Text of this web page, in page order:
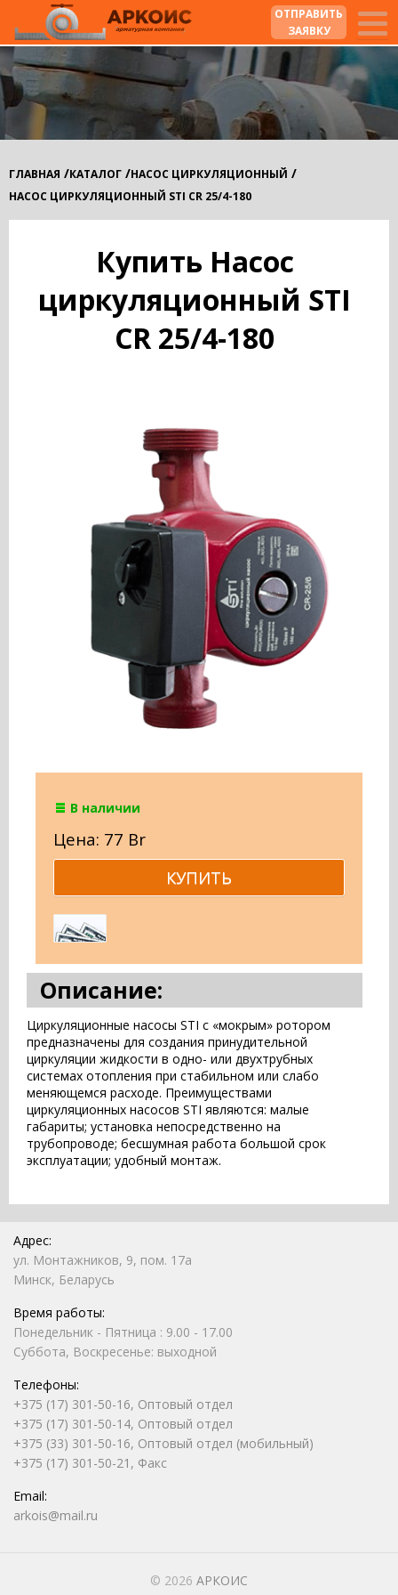
ОТПРАВИТЬ
ЗАЯВКУ
ГЛАВНАЯ /КАТАЛОГ /НАСОС ЦИРКУЛЯЦИОННЫЙ /
НАСОС ЦИРКУЛЯЦИОННЫЙ STI CR 25/4-180
Купить Насос
циркуляционный STI
CR 25/4-180
В наличии
Цена: 77 Br
Описание:
Циркуляционные насосы STI с «мокрым» ротором
предназначены для создания принудительной
циркуляции жидкости в одно- или двухтрубных
системах отопления при стабильном или слабо
меняющемся расходе. Преимуществами
циркуляционных насосов STI являются: малые
габариты; установка непосредственно на
трубопроводе; бесшумная работа большой срок
эксплуатации; удобный монтаж.
Адрес:
ул. Монтажников, 9, пом. 17а
Минск, Беларусь
Время работы:
Понедельник - Пятница : 9.00 - 17.00
Суббота, Воскресенье: выходной
Телефоны:
+375 (17) 301-50-16, Оптовый отдел
+375 (17) 301-50-14, Оптовый отдел
+375 (33) 301-50-16, Оптовый отдел (мобильный)
+375 (17) 301-50-21, Факс
Email:
arkois@mail.ru
© 2026 АРКОИС